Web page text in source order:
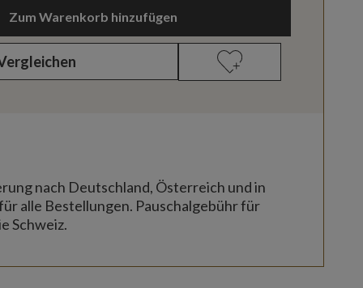
Zum Warenkorb hinzufügen
nach Deutschland, Österreich und in
alle Bestellungen. Pauschalgebühr für
Schweiz.